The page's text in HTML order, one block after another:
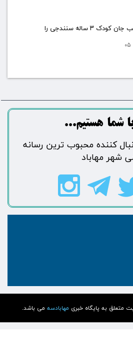
سگ بلاصاحب جان کودک ۳ ساله سنندجی را
مهابادسه می باشد.
شما هستیم...​​​​​​​​​​​​​​
200 هزاردنبال کننده محبوب ترین رسانه
شهر مهاباد​​​​​​​​​​​​​​